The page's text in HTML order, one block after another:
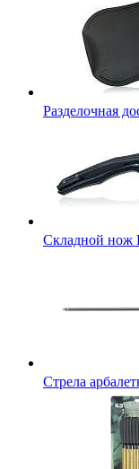
Разделочная
Складной нож
Стрела